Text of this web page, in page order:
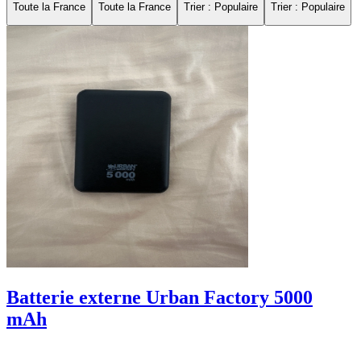
Toute la France Toute la France Trier : Populaire Trier : Populaire
Batterie externe Urban Factory 5000
mAh